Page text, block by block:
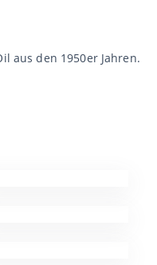
aus den 1950er Jahren.